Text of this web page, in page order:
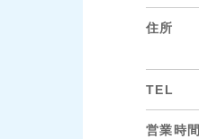
住所
TEL
営業時間